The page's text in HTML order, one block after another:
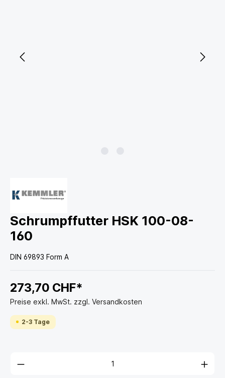
Schrumpffutter HSK 100-08-
160
DIN 69893 Form A
273,70 CHF*
Preise exkl. MwSt. zzgl. Versandkosten
2-3 Tage